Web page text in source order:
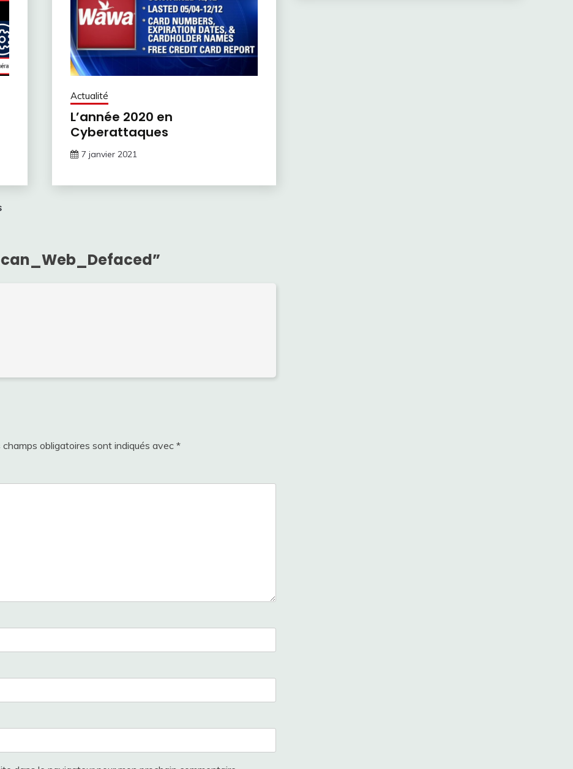
Actualité
L’année 2020 en
Cyberattaques
7 janvier 2021
”
champs obligatoires sont indiqués avec *